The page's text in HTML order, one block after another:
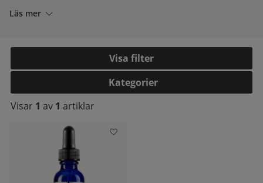
botanisera för att hitta produkten som kan motsvara just
Är du sugen på att avancera din hudvård, men behöver lite
hjälp på traven? Kontakta oss så hjälper vi dig. Du hittar
våra kontaktuppgifterhär.
Läs mer
Filtrera
Kategorier
Visar 1 av 1 artiklar